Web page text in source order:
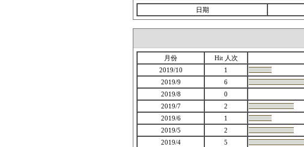
日期
月份 Hit 人次
2019/10
1
2019/9
6
2019/8
0
2019/7
2
2019/6
1
2019/5
2
2019/4
5